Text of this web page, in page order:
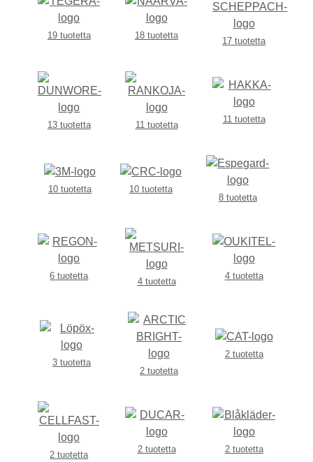
19 tuotetta 18 tuotetta
17 tuotetta
13 tuotetta 11 tuotetta
11 tuotetta
10 tuotetta
10 tuotetta
8 tuotetta
6 tuotetta
4 tuotetta
4 tuotetta
3 tuotetta
2 tuotetta
2 tuotetta
2 tuotetta
2 tuotetta 2 tuotetta